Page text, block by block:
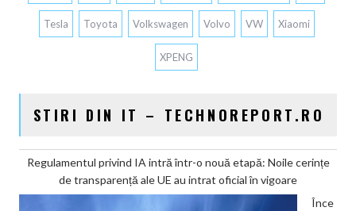
Tesla Toyota Volkswagen Volvo VW Xiaomi
XPENG
STIRI DIN IT – TECHNOREPORT.RO
Regulamentul privind IA intră într-o nouă etapă: Noile cerințe
de transparență ale UE au intrat oficial în vigoare
Înce